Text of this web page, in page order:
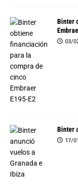
Binter
03/
Binter
17/